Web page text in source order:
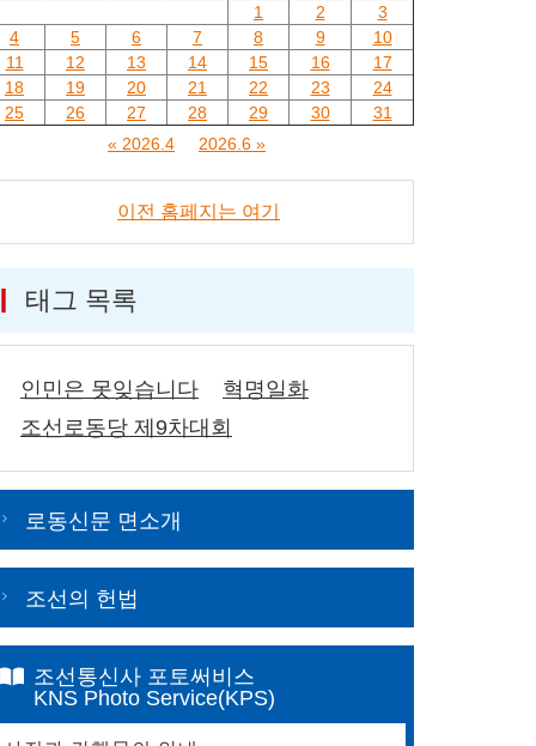
1
2
3
4
5 6 7 8 9
10
11
12 13 14 15 16
17
18
19 20 21 22 23
24
25
26 27 28 29 30
31
« 2026.4
2026.6 »
이전 홈페지는 여기
태그 목록
인민은 못잊습니다
혁명일화
조선로동당 제9차대회
로동신문 면소개
조선의 헌법
조선통신사 포토써비스
KNS Photo Service(KPS)